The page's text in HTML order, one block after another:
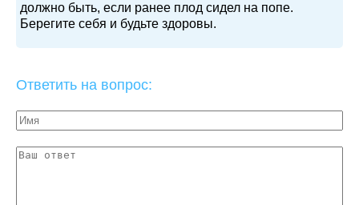
должно быть, если ранее плод сидел на попе.
Берегите себя и будьте здоровы.
Ответить на вопрос: